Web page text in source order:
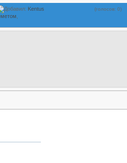
(голосов: 0)
Добавил: Kentus